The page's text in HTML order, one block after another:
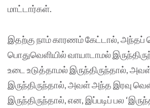
மாட்டார்கள்.
இதற்கு நாம் காரணம் கேட்டால், அந்தப்
பொதுவெளியில் வாயாடாமல்
உடை உடுத்தாமல் இருந்திருந்தால்,
இருந்திருந்தால், அவள் அந்த இரவு
இருந்திருந்தால், என, இப்படிப் பல